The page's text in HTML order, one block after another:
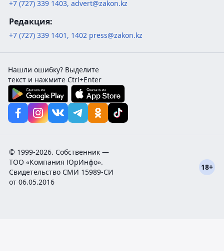
+7 (727) 339 1403, advert@zakon.kz
Редакция:
+7 (727) 339 1401 , 1402 press@zakon.kz
Нашли ошибку? Выделите
текст и нажмите Ctrl+Enter
© 1999-2026. Собственник —
ТОО «Компания ЮрИнфо».
Cвидетельство СМИ 15989-СИ
от 06.05.2016
18+